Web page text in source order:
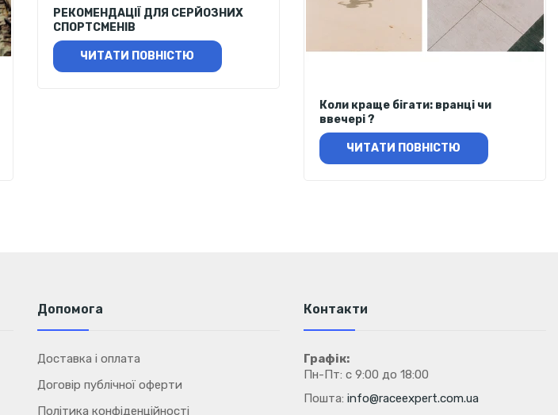
РЕКОМЕНДАЦІЇ ДЛЯ СЕРЙОЗНИХ
СПОРТСМЕНІВ
ЧИТАТИ ПОВНІСТЮ
Коли краще бігати: вранці чи
ввечері ?
ЧИТАТИ ПОВНІСТЮ
Допомога
Доставка і оплата
Договір публічної оферти
Політика конфіденційності
Контакти
Графік:
Пн-Пт: с 9:00 до 18:00
Пошта: info@raceexpert.com.ua